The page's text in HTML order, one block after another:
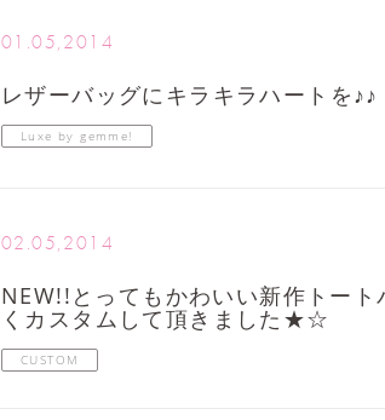
01.05,2014
レザーバッグにキラキラハートを♪♪
Luxe by gemme!
02.05,2014
NEW!!とってもかわいい新作トート
くカスタムして頂きました★☆
CUSTOM